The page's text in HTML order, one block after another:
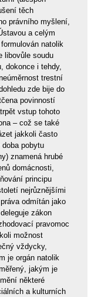
těch
právního myšlení,
a celým
natolik
libovůle soudu
dokonce i tehdy,
trestní
zde bije do
povinností
vstup tohoto
– což se také
jakkoli často
pobytu
znamená hrubé
domácnosti,
principu
nejrůznějšími
odmítán jako
zákon
pravomoc
možnost
vždycky,
je orgán natolik
jakým je
některé
a kulturních